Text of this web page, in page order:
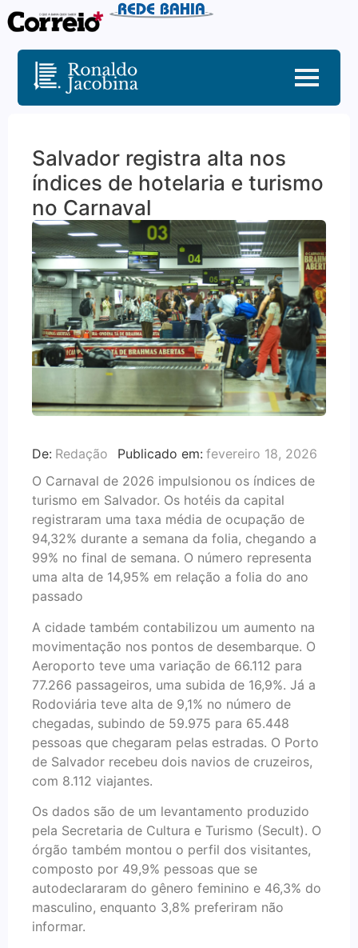
Salvador registra alta nos
índices de hotelaria e turismo
no Carnaval
De: Redação Publicado em: fevereiro 18, 2026
O Carnaval de 2026 impulsionou os índices de
turismo em Salvador. Os hotéis da capital
registraram uma taxa média de ocupação de
94,32% durante a semana da folia, chegando a
99% no final de semana. O número representa
uma alta de 14,95% em relação a folia do ano
passado
A cidade também contabilizou um aumento na
movimentação nos pontos de desembarque. O
Aeroporto teve uma variação de 66.112 para
77.266 passageiros, uma subida de 16,9%. Já a
Rodoviária teve alta de 9,1% no número de
chegadas, subindo de 59.975 para 65.448
pessoas que chegaram pelas estradas. O Porto
de Salvador recebeu dois navios de cruzeiros,
com 8.112 viajantes.
Os dados são de um levantamento produzido
pela Secretaria de Cultura e Turismo (Secult). O
órgão também montou o perfil dos visitantes,
composto por 49,9% pessoas que se
autodeclararam do gênero feminino e 46,3% do
masculino, enquanto 3,8% preferiram não
informar.